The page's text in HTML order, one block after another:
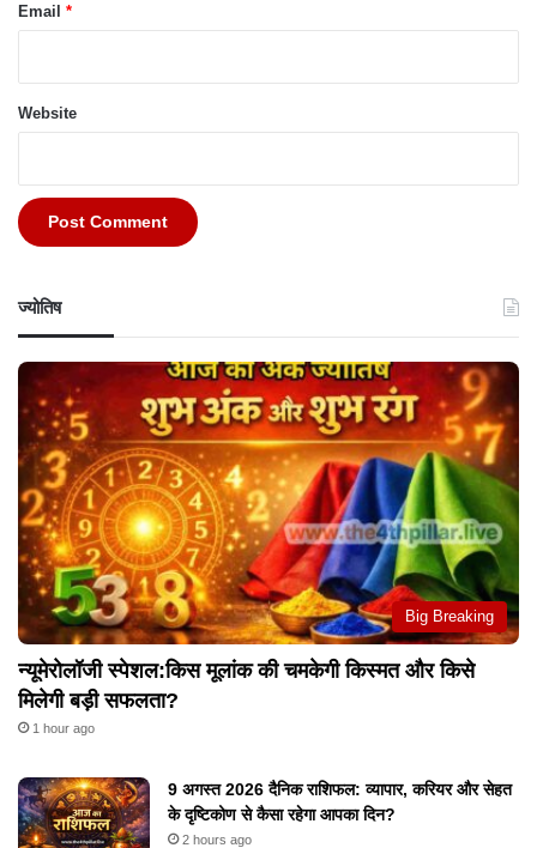
Email *
Website
ज्योतिष
Big Breaking
न्यूमेरोलॉजी स्पेशल:किस मूलांक की चमकेगी किस्मत और किसे
मिलेगी बड़ी सफलता?
1 hour ago
9 अगस्त 2026 दैनिक राशिफल: व्यापार, करियर और सेहत
के दृष्टिकोण से कैसा रहेगा आपका दिन?
2 hours ago